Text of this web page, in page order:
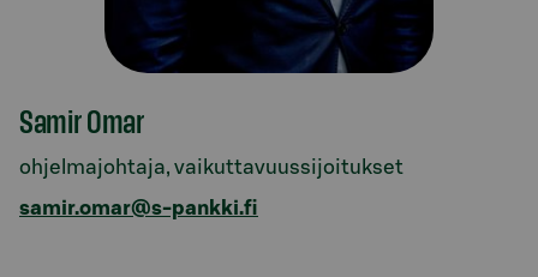
Samir Omar
ohjelmajohtaja, vaikuttavuussijoitukset
samir.omar@s-pankki.fi